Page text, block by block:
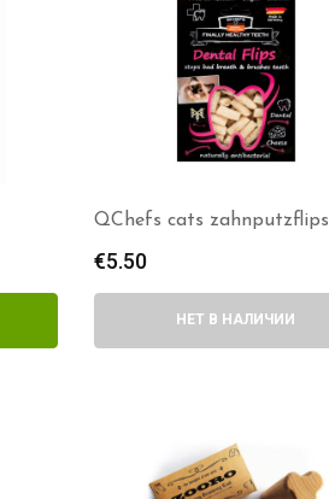
QChefs cats zahnputzflips
€5.50
НЕТ В НАЛИЧИИ